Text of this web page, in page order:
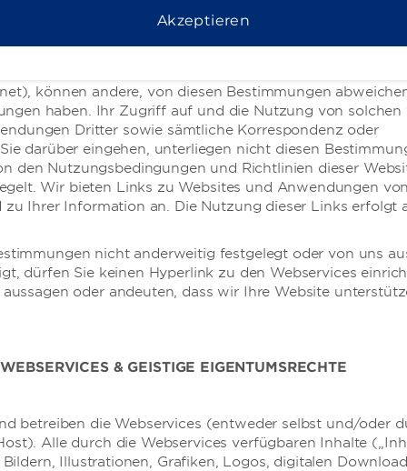
mit den Webservices und/oder mit uns verbunden
verlinkten Websites oder Anwendungen,
von unseren Drittanbietern von Inhalten,
Sponsoren und/oder Lizenzgebern (zusammen
können andere, von diesen Bestimmungen
haben. Ihr Zugriff auf und die Nutzung von solchen
Dritter sowie sämtliche Korrespondenz oder
darüber eingehen, unterliegen nicht diesen
den Nutzungsbedingungen und Richtlinien dieser
Wir bieten Links zu Websites und Anwendungen
zu Ihrer Information an. Die Nutzung dieser Links erfolgt
nicht anderweitig festgelegt oder von uns
dürfen Sie keinen Hyperlink zu den Webservices
oder andeuten, dass wir Ihre Website
& GEISTIGE EIGENTUMSRECHTE
betreiben die Webservices (entweder selbst und/oder
Alle durch die Webservices verfügbaren Inhalte
Illustrationen, Grafiken, Logos, digitalen
Business
Datenschutzrichtlinie
Nutzungsbestimmungen
Über Safemark
Cookie-Einverständnis
Akzeptieren